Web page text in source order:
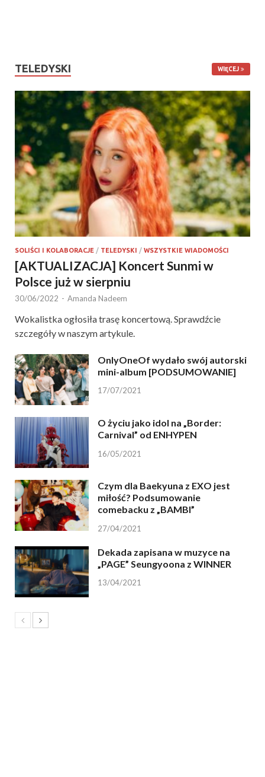
TELEDYSKI WIĘCEJ
SOLIŚCI I KOLABORACJE / TELEDYSKI / WSZYSTKIE WIADOMOŚCI
[AKTUALIZACJA] Koncert Sunmi w
Polsce już w sierpniu
30/06/2022 - Amanda Nadeem
Wokalistka ogłosiła trasę koncertową. Sprawdźcie
szczegóły w naszym artykule.
OnlyOneOf wydało swój autorski
mini-album [PODSUMOWANIE]
17/07/2021
O życiu jako idol na „Border:
Carnival” od ENHYPEN
16/05/2021
Czym dla Baekyuna z EXO jest
miłość? Podsumowanie
comebacku z „BAMBI”
27/04/2021
Dekada zapisana w muzyce na
„PAGE” Seungyoona z WINNER
13/04/2021